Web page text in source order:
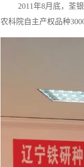
2011年8月底，荃
农科院自主产权品种